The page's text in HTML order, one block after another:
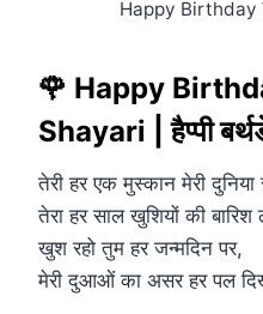
Happy Birthday
🌹 Happy
Shayari | हैप्पी
तेरी हर एक मुस्कान मेरी दुनिया
तेरा हर साल खुशियों की बारिश
खुश रहो तुम हर जन्मदिन पर,
मेरी दुआओं का असर हर पल